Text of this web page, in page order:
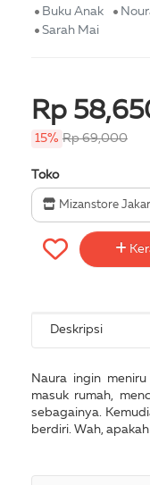
Buku Anak
Sarah Mai
Rp
15% Rp 69,000
Toko
Mizanstore
Deskripsi
Naura ingin
masuk rumah,
sebagainya.
berdiri. Wah,